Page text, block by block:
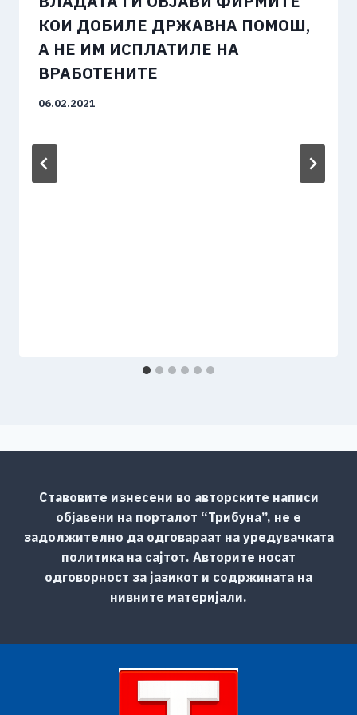
КОИ ДОБИЛЕ ДРЖАВНА ПОМОШ,
А НЕ ИМ ИСПЛАТИЛЕ НА
ВРАБОТЕНИТЕ
06.02.2021
Ставовите изнесени во авторските написи
објавени на порталот “Трибуна”, не е
задолжително да одговараат на уредувачката
политика на сајтот. Авторите носат
одговорност за јазикот и содржината на
нивните материјали.